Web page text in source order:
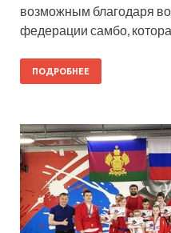
возможным благодаря
федерации самбо,
ПОДРОБНЕЕ